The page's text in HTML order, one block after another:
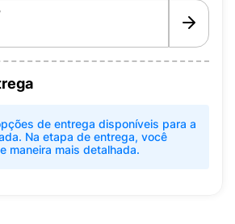
de entrega disponíveis para a
Na etapa de entrega, você
maneira mais detalhada.